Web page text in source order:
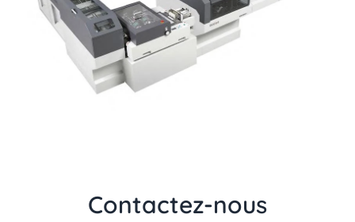
Contactez-nous